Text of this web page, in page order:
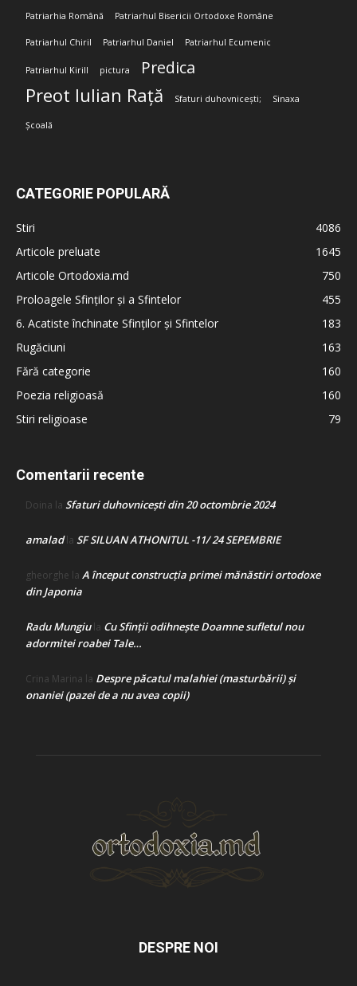
Patriarhia Română Patriarhul Bisericii Ortodoxe Române
Patriarhul Chiril Patriarhul Daniel Patriarhul Ecumenic
Patriarhul Kirill pictura Predica
Preot Iulian Rață Sfaturi duhovnicești; Sinaxa
Școală
CATEGORIE POPULARĂ
Stiri
4086
Articole preluate
1645
Articole Ortodoxia.md
750
Proloagele Sfinților și a Sfintelor
455
6. Acatiste închinate Sfinților și Sfintelor
183
Rugăciuni
163
Fără categorie
160
Poezia religioasă
160
Stiri religioase
79
Comentarii recente
Doina la Sfaturi duhovnicești din 20 octombrie 2024
amaladla SF SILUAN ATHONITUL -11/ 24 SEPEMBRIE
gheorghe la A început construcţia primei mănăstiri ortodoxe
din Japonia
Radu Mungiula Cu Sfinții odihnește Doamne sufletul nou
adormitei roabei Tale…
Crina Marina la Despre păcatul malahiei (masturbării) şi
onaniei (pazei de a nu avea copii)
DESPRE NOI